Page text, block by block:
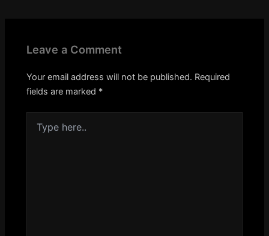
Leave a Comment
Your email address will not be published. Required
fields are marked *
here..